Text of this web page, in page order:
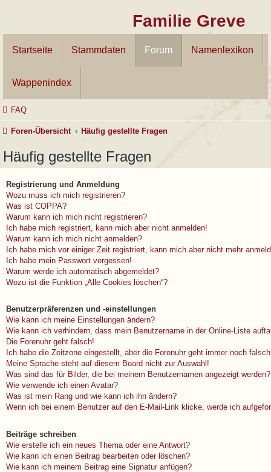
Familie Greve
Startseite Stammdaten Forum Namenlexikon
Wappenindex
FAQ
Foren-Übersicht Häufig gestellte Fragen
Häufig gestellte Fragen
Registrierung und Anmeldung
Wozu muss ich mich registrieren?
Was ist COPPA?
Warum kann ich mich nicht registrieren?
Ich habe mich registriert, kann mich aber nicht anmelden!
Warum kann ich mich nicht anmelden?
Ich habe mich vor einiger Zeit registriert, kann mich aber nicht mehr
Ich habe mein Passwort vergessen!
Warum werde ich automatisch abgemeldet?
Wozu ist die Funktion „Alle Cookies löschen“?
Benutzerpräferenzen und -einstellungen
Wie kann ich meine Einstellungen ändern?
Wie kann ich verhindern, dass mein Benutzername in der Online-Liste
Die Forenuhr geht falsch!
Ich habe die Zeitzone eingestellt, aber die Forenuhr geht immer noch
Meine Sprache steht auf diesem Board nicht zur Auswahl!
Was sind das für Bilder, die bei meinem Benutzernamen angezeigt werden?
Wie verwende ich einen Avatar?
Was ist mein Rang und wie kann ich ihn ändern?
Wenn ich bei einem Benutzer auf den E-Mail-Link klicke, werde ich
Beiträge schreiben
Wie erstelle ich ein neues Thema oder eine Antwort?
Wie kann ich einen Beitrag bearbeiten oder löschen?
Wie kann ich meinem Beitrag eine Signatur anfügen?